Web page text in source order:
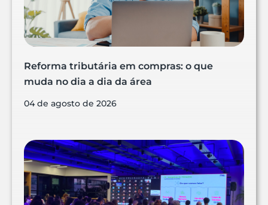
Reforma tributária em compras: o que
muda no dia a dia da área
04 de agosto de 2026